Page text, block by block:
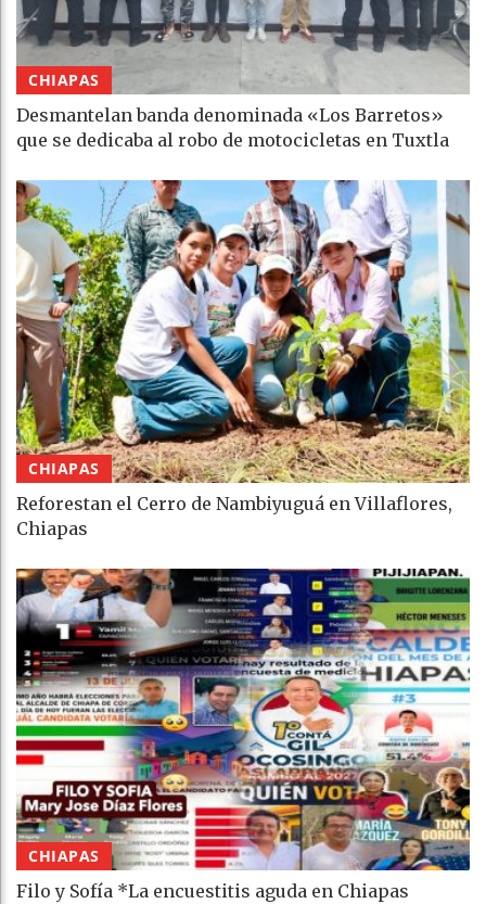
CHIAPAS
Desmantelan banda denominada «Los Barretos»
que se dedicaba al robo de motocicletas en Tuxtla
CHIAPAS
Reforestan el Cerro de Nambiyuguá en Villaflores,
Chiapas
CHIAPAS
Filo y Sofía *La encuestitis aguda en Chiapas